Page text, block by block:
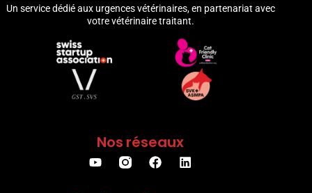
Un service dédié aux urgences vétérinaires, en partenariat avec
votre vétérinaire traitant.
Nos réseaux